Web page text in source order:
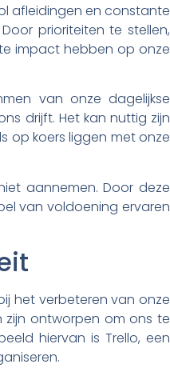
afleidingen en constante
prioriteiten te stellen,
impact hebben op onze
van onze dagelijkse
drijft. Het kan nuttig zijn
op koers liggen met onze
aannemen. Door deze
van voldoening ervaren
het verbeteren van onze
ontworpen om ons te
hiervan is Trello, een